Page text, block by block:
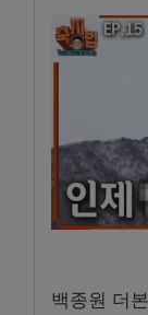
백종원 더